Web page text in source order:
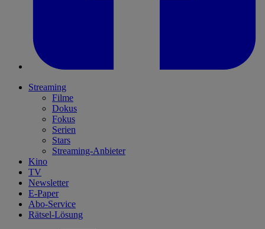
Streaming
Filme
Dokus
Fokus
Serien
Stars
Streaming-Anbieter
Kino
TV
Newsletter
E-Paper
Abo-Service
Rätsel-Lösung